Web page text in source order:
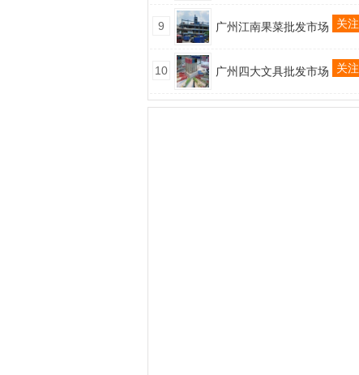
9 广州江南果菜批发市场 关注
10 广州四大文具批发市场 关注